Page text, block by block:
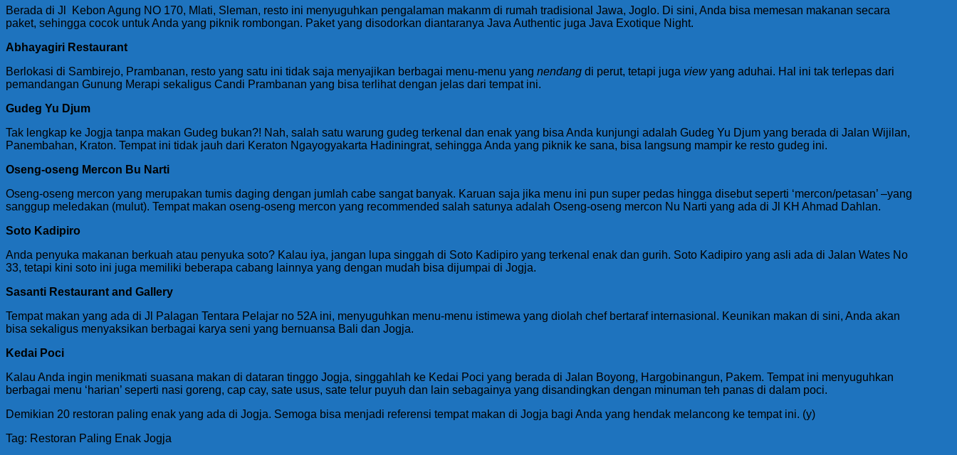
Berada di Jl Kebon Agung NO 170, Mlati, Sleman, resto ini menyuguhkan pengalaman makanm di rumah tradisional Jawa, Joglo. Di sini, Anda bisa memesan makanan secara
paket, sehingga cocok untuk Anda yang piknik rombongan. Paket yang disodorkan diantaranya Java Authentic juga Java Exotique Night.
Abhayagiri Restaurant
Berlokasi di Sambirejo, Prambanan, resto yang satu ini tidak saja menyajikan berbagai menu-menu yang nendang di perut, tetapi juga viewyang aduhai. Hal ini tak terlepas dari
pemandangan Gunung Merapi sekaligus Candi Prambanan yang bisa terlihat dengan jelas dari tempat ini.
Gudeg Yu Djum
Tak lengkap ke Jogja tanpa makan Gudeg bukan?! Nah, salah satu warung gudeg terkenal dan enak yang bisa Anda kunjungi adalah Gudeg Yu Djum yang berada di Jalan Wijilan,
Panembahan, Kraton. Tempat ini tidak jauh dari Keraton Ngayogyakarta Hadiningrat, sehingga Anda yang piknik ke sana, bisa langsung mampir ke resto gudeg ini.
Oseng-oseng Mercon Bu Narti
Oseng-oseng mercon yang merupakan tumis daging dengan jumlah cabe sangat banyak. Karuan saja jika menu ini pun super pedas hingga disebut seperti ‘mercon/petasan’ –yang
sanggup meledakan (mulut). Tempat makan oseng-oseng mercon yang recommended salah satunya adalah Oseng-oseng mercon Nu Narti yang ada di Jl KH Ahmad Dahlan.
Soto Kadipiro
Anda penyuka makanan berkuah atau penyuka soto? Kalau iya, jangan lupa singgah di Soto Kadipiro yang terkenal enak dan gurih. Soto Kadipiro yang asli ada di Jalan Wates No
33, tetapi kini soto ini juga memiliki beberapa cabang lainnya yang dengan mudah bisa dijumpai di Jogja.
Sasanti Restaurant and Gallery
Tempat makan yang ada di Jl Palagan Tentara Pelajar no 52A ini, menyuguhkan menu-menu istimewa yang diolah chef bertaraf internasional. Keunikan makan di sini, Anda akan
bisa sekaligus menyaksikan berbagai karya seni yang bernuansa Bali dan Jogja.
Kedai Poci
Kalau Anda ingin menikmati suasana makan di dataran tinggo Jogja, singgahlah ke Kedai Poci yang berada di Jalan Boyong, Hargobinangun, Pakem. Tempat ini menyuguhkan
berbagai menu ‘harian’ seperti nasi goreng, cap cay, sate usus, sate telur puyuh dan lain sebagainya yang disandingkan dengan minuman teh panas di dalam poci.
Demikian 20 restoran paling enak yang ada di Jogja. Semoga bisa menjadi referensi tempat makan di Jogja bagi Anda yang hendak melancong ke tempat ini. (y)
Tag: Restoran Paling Enak Jogja